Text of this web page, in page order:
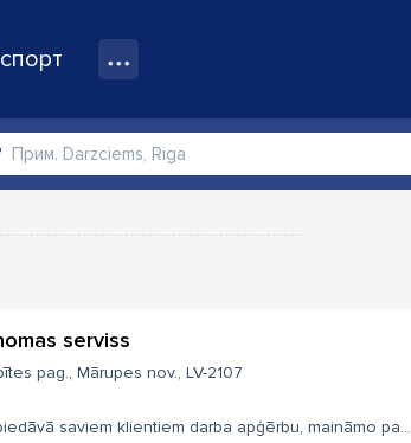
serviss
pag., Mārupes nov., LV-2107
saviem klientiem darba apģērbu, maināmo pa...